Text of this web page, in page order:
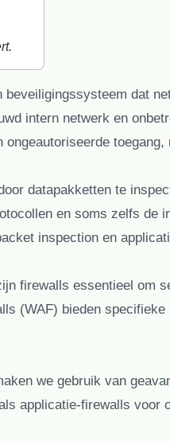
beveiligingssysteem dat
intern netwerk en
ongeautoriseerde
datapakketten te
en soms zelfs de
inspection en
firewalls essentieel om
(WAF) bieden
we gebruik van
applicatie-firewalls voor